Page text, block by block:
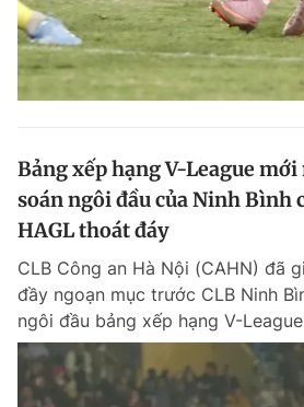
Bảng xếp hạng V-League mới
soán ngôi đầu của Ninh Bình
HAGL thoát đáy
CLB Công an Hà Nội (CAHN) đã
đầy ngoạn mục trước CLB Ninh
ngôi đầu bảng xếp hạng V-